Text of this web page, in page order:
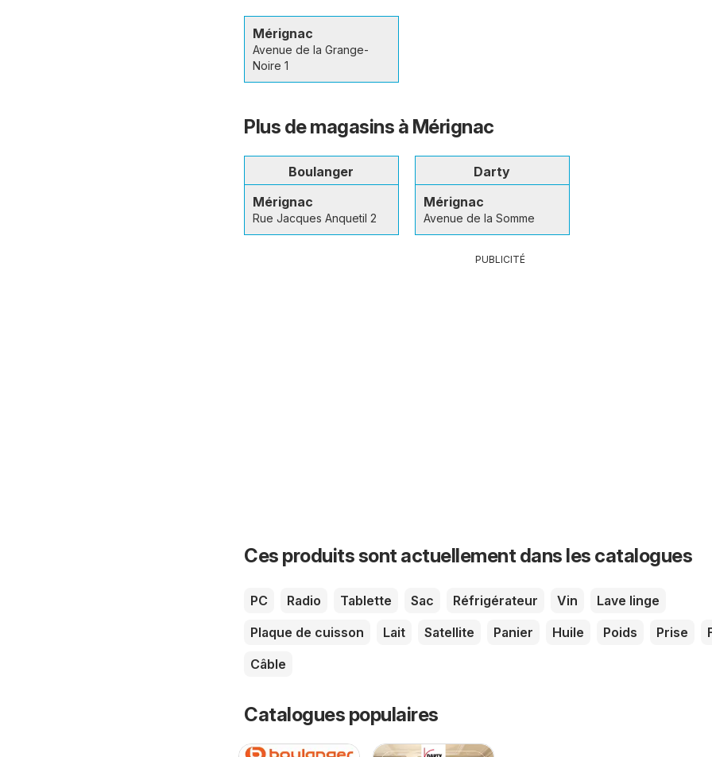
Mérignac
Avenue de la Grange-
Noire 1
Plus de magasins à Mérignac
Boulanger
Mérignac
Rue Jacques Anquetil 2
Darty
Mérignac
Avenue de la Somme
PUBLICITÉ
Ces produits sont actuellement dans les catalogues
PC Radio Tablette Sac Réfrigérateur Vin
Lave linge
Plaque de cuisson
Lait Satellite Panier Huile Poids Prise
Câble
Catalogues populaires